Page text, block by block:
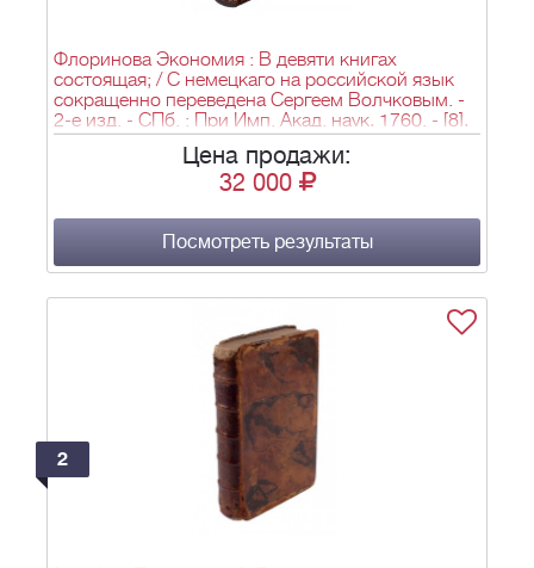
Флоринова Экономия : В девяти книгах
состоящая; / С немецкаго на российской язык
сокращенно переведена Сергеем Волчковым. -
2-е изд. - СПб. : При Имп. Акад. наук, 1760. - [8],
1-298, 499, 400, 401, 202, 403, 404, [3], 308-362,
4 с., 27 л. ил., черт.; 24,8х19 см.
Цена продажи:
32 000
Посмотреть результаты
2